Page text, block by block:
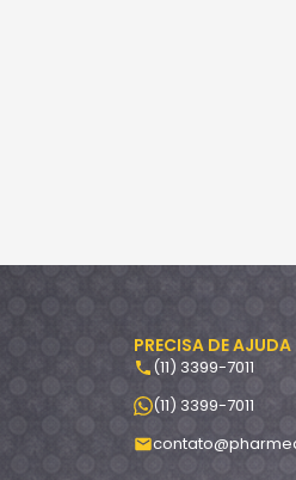
PRECISA DE AJUDA
(11) 3399-7011
(11) 3399-7011